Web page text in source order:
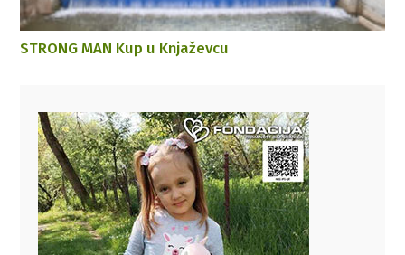
STRONG MAN Kup u Knjaževcu